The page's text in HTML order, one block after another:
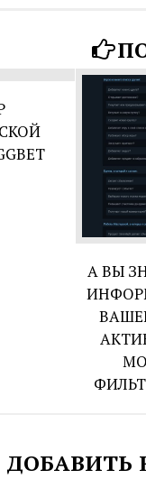
А ВЫ
ДОБАВИТЬ